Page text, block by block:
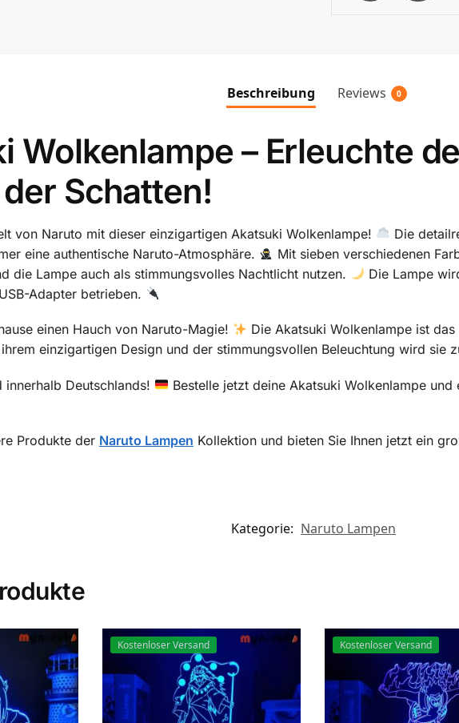
Beschreibung Reviews 0
Wolkenlampe – Erleuchte
Schatten!
von Naruto mit dieser einzigartigen Akatsuki Wolkenlampe!
Die
eine authentische Naruto-Atmosphäre.
Mit sieben verschiedenen
die Lampe auch als stimmungsvolles Nachtlicht nutzen.
Die Lampe
Adapter betrieben.
einen Hauch von Naruto-Magie!
Die Akatsuki Wolkenlampe ist
einzigartigen Design und der stimmungsvollen Beleuchtung wird sie
innerhalb Deutschlands!
Bestelle jetzt deine Akatsuki Wolkenlampe
Produkte der Naruto Lampen Kollektion und bieten Sie Ihnen jetzt ein
Kategorie: Naruto Lampen
Kostenloser Versand Kostenloser Versand